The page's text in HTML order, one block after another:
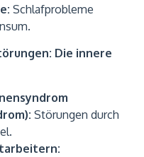
Schlafprobleme
Die innere
Störungen durch